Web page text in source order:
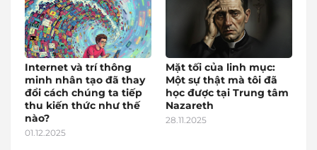
Internet và trí thông
minh nhân tạo đã thay
đổi cách chúng ta tiếp
thu kiến thức như thế
nào?
01.12.2025
Mặt tối của linh mục:
Một sự thật mà tôi đã
học được tại Trung tâm
Nazareth
28.11.2025